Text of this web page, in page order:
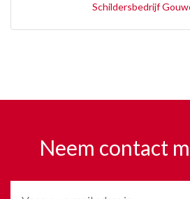
Schildersbedrijf
Neem contact